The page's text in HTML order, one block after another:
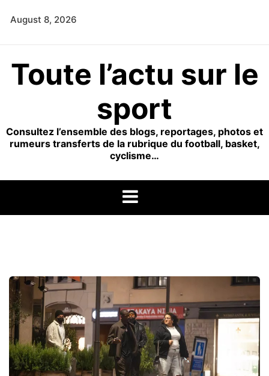
August 8, 2026
Toute l’actu sur le
sport
Consultez l’ensemble des blogs, reportages, photos et
rumeurs transferts de la rubrique du football, basket,
cyclisme…